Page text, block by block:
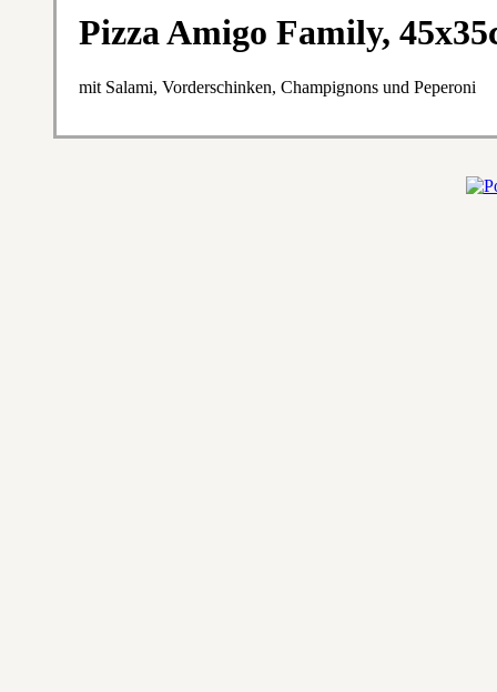
Pizza Amigo Family,
mit Salami, Vorderschinken, Champignons und Peperoni